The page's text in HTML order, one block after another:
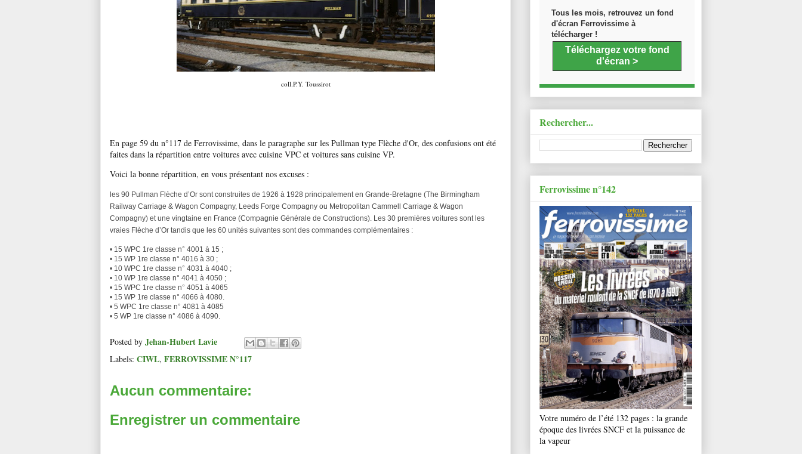
coll.P.Y. Toussirot
En page 59 du n°117 de Ferrovissime, dans le paragraphe sur les Pullman type Flèche d'Or, des confusions ont été
faites dans la répartition entre voitures avec cuisine VPC et voitures sans cuisine VP.
Voici la bonne répartition, en vous présentant nos excuses :
les 90 Pullman Flèche d’Or sont construites de 1926 à 1928 principalement en Grande-Bretagne (The Birmingham
Railway Carriage & Wagon Compagny, Leeds Forge Compagny ou Metropolitan Cammell Carriage & Wagon
Compagny) et une vingtaine en France (Compagnie Générale de Constructions). Les 30 premières voitures sont les
vraies Flèche d’Or tandis que les 60 unités suivantes sont des commandes complémentaires :
• 15 WPC 1re classe n° 4001 à 15 ;
• 15 WP 1re classe n° 4016 à 30 ;
• 10 WPC 1re classe n° 4031 à 4040 ;
• 10 WP 1re classe n° 4041 à 4050 ;
• 15 WPC 1re classe n° 4051 à 4065
• 15 WP 1re classe n° 4066 à 4080.
• 5 WPC 1re classe n° 4081 à 4085
• 5 WP 1re classe n° 4086 à 4090.
Posted by Jehan-Hubert Lavie
Labels: CIWL, FERROVISSIME N°117
Aucun commentaire:
Enregistrer un commentaire
Tous les mois, retrouvez un fond
d'écran Ferrovissime à
télécharger !
Téléchargez votre fond
d'écran >
Rechercher...
Ferrovissime n°142
Votre numéro de l’été 132 pages : la grande
époque des livrées SNCF et la puissance de
la vapeur